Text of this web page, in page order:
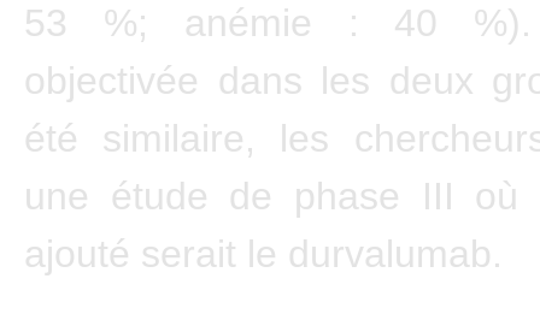
53 %; anémie : 40 %).
objectivée dans les deux
été similaire, les
une étude de phase III où
ajouté serait le durvalumab.